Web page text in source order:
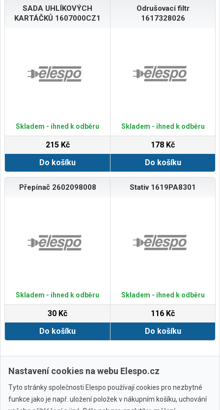
SADA UHLÍKOVÝCH
KARTÁČKŮ 1607000CZ1
Skladem - ihned k odběru
215 Kč
Do košíku
Odrušovací filtr
1617328026
Skladem - ihned k odběru
178 Kč
Do košíku
Přepínač 2602098008
Skladem - ihned k odběru
30 Kč
Do košíku
Stativ 1619PA8301
Skladem - ihned k odběru
116 Kč
Do košíku
Zobrazit další
Nastavení cookies na webu Elespo.cz
Tyto stránky společnosti Elespo používají cookies pro nezbytné
funkce jako je např. uložení položek v nákupním košíku, uchování